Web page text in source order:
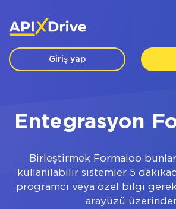
Giriş yap
Entegrasyon
Birleştirmek Formaloo
kullanılabilir sistemler 5
programcı veya özel bilgi
arayüzü